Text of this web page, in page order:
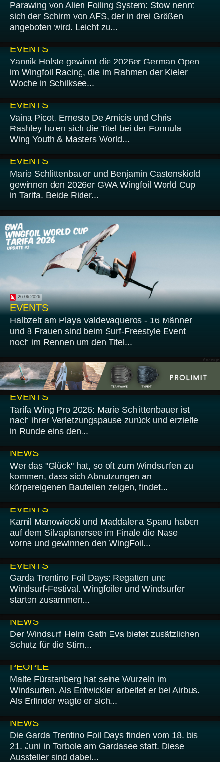
Parawing von Alien Foiling System: Stow nennt
sich der Schirm von AFS, der in drei Größen
angeboten wird. Leicht zu...
EVENTS
Yannik Holste gewinnt die 2026er German Open
im Wingfoil Racing, die im Rahmen der Kieler
Woche in Schilksee...
EVENTS
Vaina Picot, Ernesto De Amicis und Chris
Rashley holen sich die Titel bei der Formula
Wing Youth & Masters World...
EVENTS
Marie Schlittenbauer und Benjamin Castenskiold
gewinnen den 2026er GWA Wingfoil World Cup
in Tarifa. Beide Rider...
26.06.2026
EVENTS
Halbzeit am Playa Valdevaqueros - 16 Männer
und 8 Frauen sind beim Surf-Freestyle Event
noch im Rennen um den Titel...
25.06.2026
EVENTS
Tarifa Wing Pro 2026: Marie Schlittenbauer ist
nach ihrer Verletzungspause zurück und erzielte
in Runde eins den...
NEWS
Wer das "Glück" hat, so oft zum Windsurfen zu
kommen, dass sich Abnutzungen an
körpereigenen Bauteilen zeigen, findet...
EVENTS
Kamil Manowiecki und Maddalena Spanu haben
auf dem Silvaplanersee im Finale die Nase
vorne und gewinnen den WingFoil...
EVENTS
Garda Trentino Foil Days: Regatten und
Windsurf-Festival. Wingfoiler und Windsurfer
starten zusammen...
NEWS
Der Windsurf-Helm Gath Eva bietet zusätzlichen
Schutz für die Stirn...
PEOPLE
Malte Fürstenberg hat seine Wurzeln im
Windsurfen. Als Entwickler arbeitet er bei Airbus.
Als Erfinder wagte er sich...
NEWS
Die Garda Trentino Foil Days finden vom 18. bis
21. Juni in Torbole am Gardasee statt. Diese
Aussteller sind dabei...